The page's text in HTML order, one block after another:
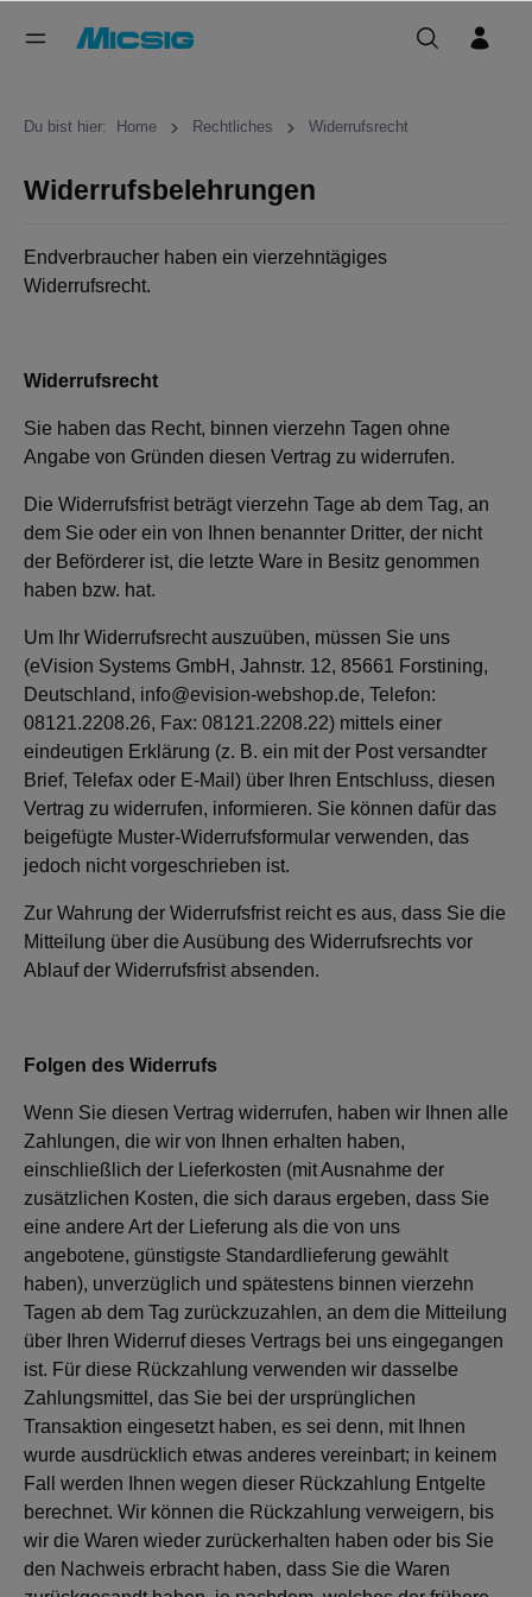
Du bist hier: Home Rechtliches Widerrufsrecht
Widerrufsbelehrungen
Endverbraucher haben ein vierzehntägiges
Widerrufsrecht.
Widerrufsrecht
Sie haben das Recht, binnen vierzehn Tagen ohne
Angabe von Gründen diesen Vertrag zu widerrufen.
Die Widerrufsfrist beträgt vierzehn Tage ab dem Tag, an
dem Sie oder ein von Ihnen benannter Dritter, der nicht
der Beförderer ist, die letzte Ware in Besitz genommen
haben bzw. hat.
Um Ihr Widerrufsrecht auszuüben, müssen Sie uns
(eVision Systems GmbH, Jahnstr. 12, 85661 Forstining,
Deutschland, info@evision-webshop.de, Telefon:
08121.2208.26, Fax: 08121.2208.22) mittels einer
eindeutigen Erklärung (z. B. ein mit der Post versandter
Brief, Telefax oder E-Mail) über Ihren Entschluss, diesen
Vertrag zu widerrufen, informieren. Sie können dafür das
beigefügte Muster-Widerrufsformular verwenden, das
jedoch nicht vorgeschrieben ist.
Zur Wahrung der Widerrufsfrist reicht es aus, dass Sie die
Mitteilung über die Ausübung des Widerrufsrechts vor
Ablauf der Widerrufsfrist absenden.
Folgen des Widerrufs
Wenn Sie diesen Vertrag widerrufen, haben wir Ihnen alle
Zahlungen, die wir von Ihnen erhalten haben,
einschließlich der Lieferkosten (mit Ausnahme der
zusätzlichen Kosten, die sich daraus ergeben, dass Sie
eine andere Art der Lieferung als die von uns
angebotene, günstigste Standardlieferung gewählt
haben), unverzüglich und spätestens binnen vierzehn
Tagen ab dem Tag zurückzuzahlen, an dem die Mitteilung
über Ihren Widerruf dieses Vertrags bei uns eingegangen
ist. Für diese Rückzahlung verwenden wir dasselbe
Zahlungsmittel, das Sie bei der ursprünglichen
Transaktion eingesetzt haben, es sei denn, mit Ihnen
wurde ausdrücklich etwas anderes vereinbart; in keinem
Fall werden Ihnen wegen dieser Rückzahlung Entgelte
berechnet. Wir können die Rückzahlung verweigern, bis
wir die Waren wieder zurückerhalten haben oder bis Sie
den Nachweis erbracht haben, dass Sie die Waren